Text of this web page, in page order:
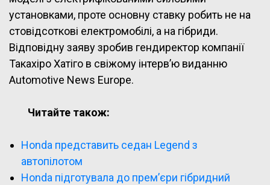
установками, проте основну ставку робить не на
стовідсоткові електромобілі, а на гібриди.
Відповідну заяву зробив гендиректор компанії
Такахіро Хатіго в свіжому інтерв’ю виданню
Automotive News Europe.
Читайте також:
Honda представить седан Legend з
автопілотом
Honda підготувала до прем’єри гібридний